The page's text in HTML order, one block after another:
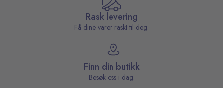
Rask levering
Få dine varer raskt til deg.
Finn din butikk
Besøk oss i dag.